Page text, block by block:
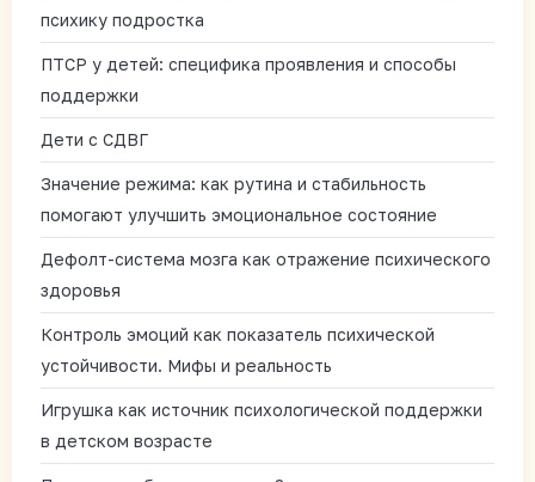
психику подростка
ПТСР у детей: специфика проявления и способы
поддержки
Дети с СДВГ
Значение режима: как рутина и стабильность
помогают улучшить эмоциональное состояние
Дефолт-система мозга как отражение психического
здоровья
Контроль эмоций как показатель психической
устойчивости. Мифы и реальность
Игрушка как источник психологической поддержки
в детском возрасте